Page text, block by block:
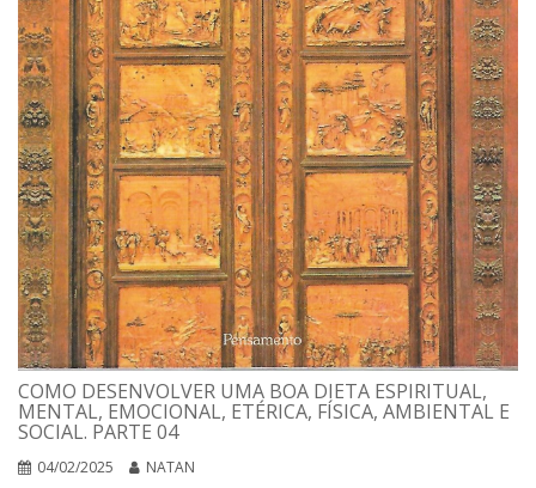
COMO DESENVOLVER UMA BOA DIETA ESPIRITUAL,
MENTAL, EMOCIONAL, ETÉRICA, FÍSICA, AMBIENTAL E
SOCIAL. PARTE 04
04/02/2025 NATAN